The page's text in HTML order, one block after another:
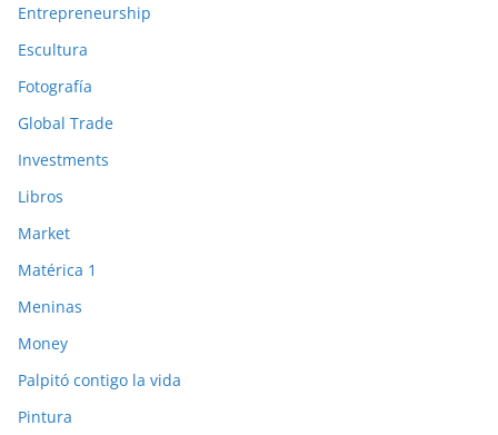
Entrepreneurship
Escultura
Fotografía
Global Trade
Investments
Libros
Market
Matérica 1
Meninas
Money
Palpitó contigo la vida
Pintura